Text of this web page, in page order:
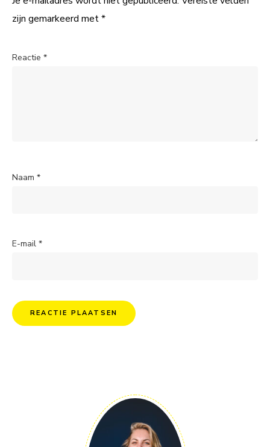
zijn gemarkeerd met*
Reactie *
Naam *
E-mail *